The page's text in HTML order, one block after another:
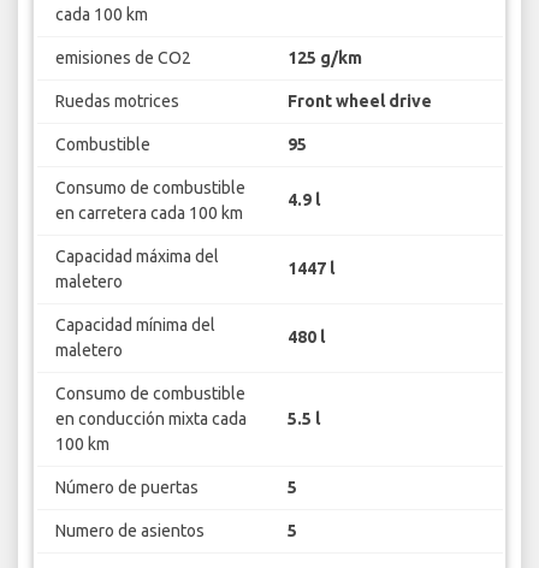
cada 100 km
emisiones de CO2 125 g/km
Ruedas motrices Front wheel drive
Combustible 95
Consumo de combustible
en carretera cada 100 km
4.9 l
Capacidad máxima del
maletero
1447 l
Capacidad mínima del
maletero
480 l
Consumo de combustible
en conducción mixta cada
100 km
5.5 l
Número de puertas 5
Numero de asientos 5